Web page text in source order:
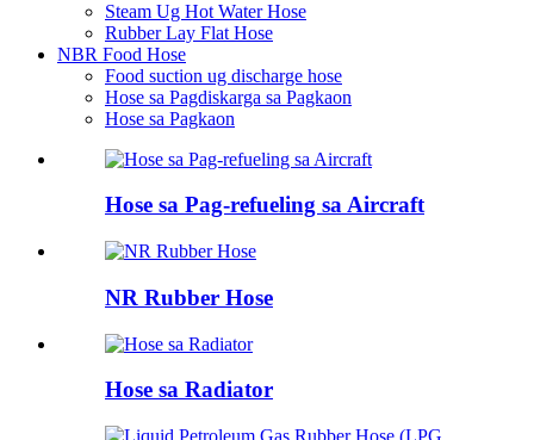
Steam Ug Hot Water Hose
Rubber Lay Flat Hose
NBR Food Hose
Food suction ug discharge hose
Hose sa Pagdiskarga sa Pagkaon
Hose sa Pagkaon
Hose sa Pag-refueling sa Aircraft
NR Rubber Hose
Hose sa Radiator